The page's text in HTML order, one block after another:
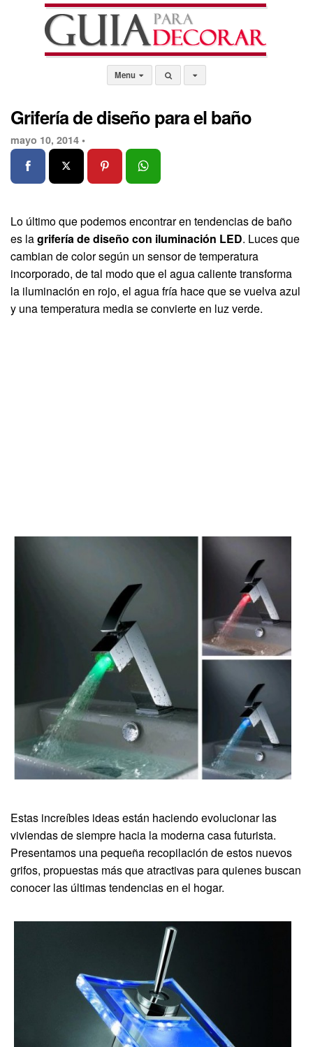
Menu
Grifería de diseño para el baño
mayo 10, 2014 •
Lo último que podemos encontrar en tendencias de baño
es lagrifería de diseño con iluminación LED. Luces que
cambian de color según un sensor de temperatura
incorporado, de tal modo que el agua caliente transforma
la iluminación en rojo, el agua fría hace que se vuelva azul
y una temperatura media se convierte en luz verde.
Estas increíbles ideas están haciendo evolucionar las
viviendas de siempre hacia la moderna casa futurista.
Presentamos una pequeña recopilación de estos nuevos
grifos, propuestas más que atractivas para quienes buscan
conocer las últimas tendencias en el hogar.